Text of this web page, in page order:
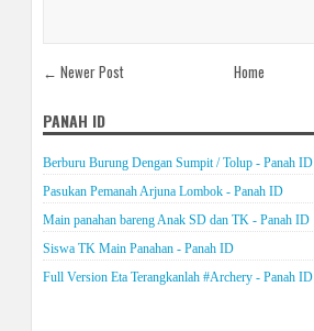
← Newer Post Home
PANAH ID
Berburu Burung Dengan Sumpit / Tolup - Panah ID
Pasukan Pemanah Arjuna Lombok - Panah ID
Main panahan bareng Anak SD dan TK - Panah ID
Siswa TK Main Panahan - Panah ID
Full Version Eta Terangkanlah #Archery - Panah ID